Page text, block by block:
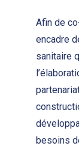
Afin de
encadre
sanitaire
besoins